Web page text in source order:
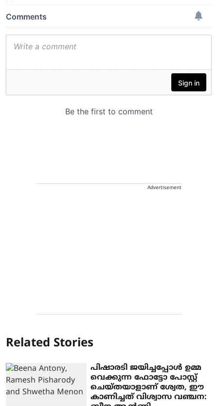
Advertisement
Related Stories
പിഷാരടി ജയിച്ചപ്പോള്‍ ഉമ്മ
വെക്കുന്ന ഫോട്ടോ പോസ്റ്റ്
ചെയ്തയാളാണ് ശ്വേത, ഈ
കാണിച്ചത് വിശ്വാസ വഞ്ചന: